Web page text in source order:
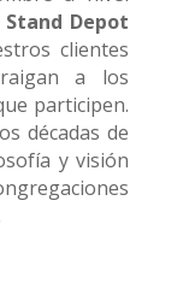
Stand Depot
clientes
a los
participen.
décadas de
y visión